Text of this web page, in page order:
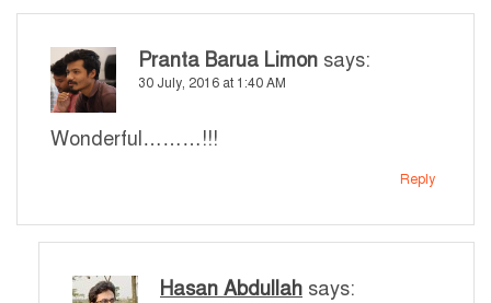
Pranta Barua Limon says:
30 July, 2016 at 1:40 AM
Wonderful………!!!
Reply
Hasan Abdullah says: